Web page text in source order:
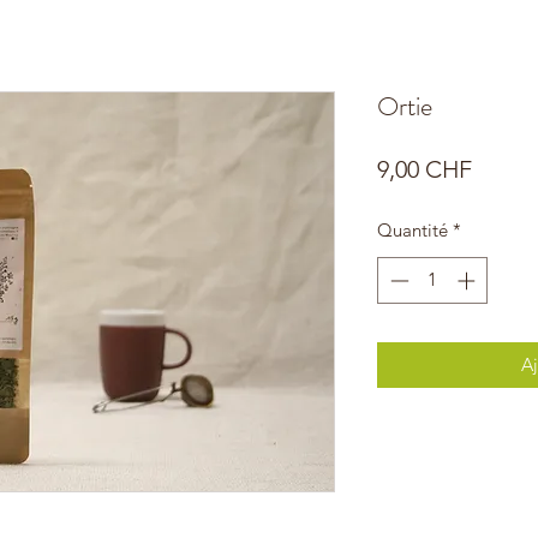
Ortie
9,00 CHFPrix
Quantité *